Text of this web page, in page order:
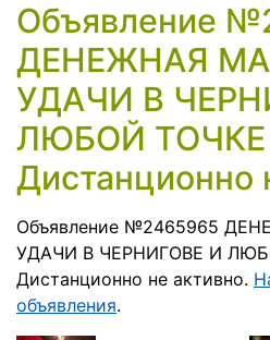
Объявление
ДЕНЕЖНАЯ
УДАЧИ В
ЛЮБОЙ
Дистанционно
Объявление №2465965
УДАЧИ В ЧЕРНИГОВЕ И
Дистанционно не активно.
объявления.